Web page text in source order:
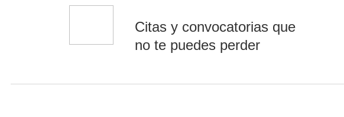
Citas y convocatorias que
no te puedes perder